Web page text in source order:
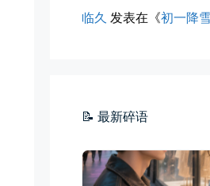
临久 发表在《初一降雪
📝 最新碎语
📅 04-30 21:41 👤 Zairun
玻璃橱窗两侧的目